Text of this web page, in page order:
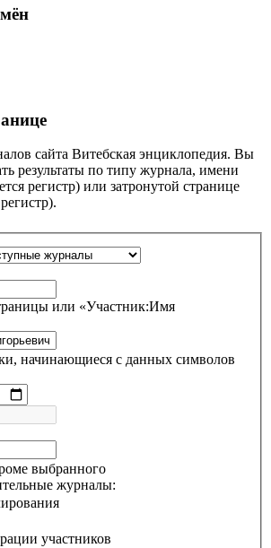
сайта Витебская энциклопедия. Вы
результаты по типу журнала, имени
регистр) или затронутой странице
или «Участник:Имя
начинающиеся с данных символов
выбранного
журналы:
участников